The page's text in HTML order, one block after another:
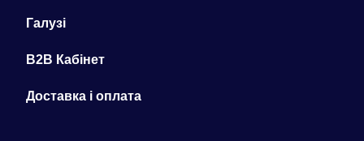
Галузі
B2B Кабінет
Доставка і оплата